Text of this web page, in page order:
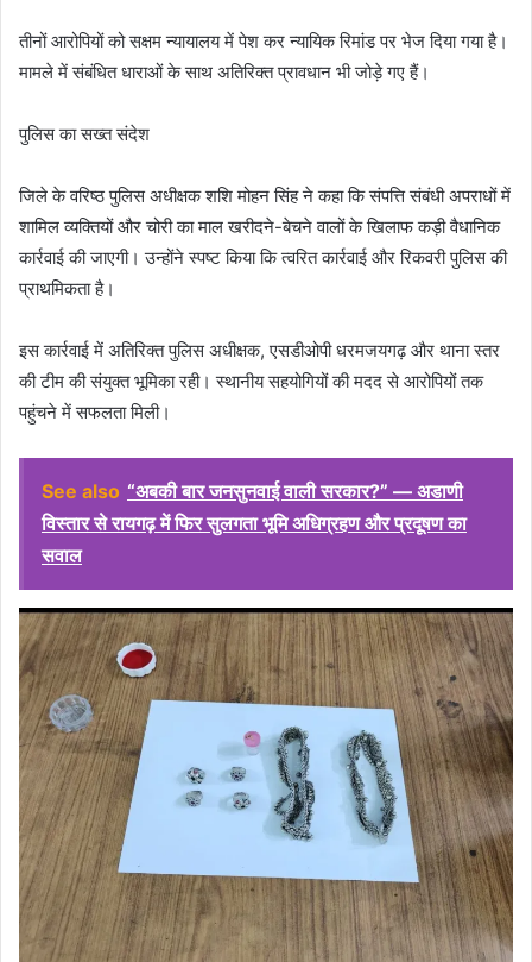
तीनों आरोपियों को सक्षम न्यायालय में पेश कर न्यायिक रिमांड पर भेज दिया गया है।
मामले में संबंधित धाराओं के साथ अतिरिक्त प्रावधान भी जोड़े गए हैं।
पुलिस का सख्त संदेश
जिले के वरिष्ठ पुलिस अधीक्षक शशि मोहन सिंह ने कहा कि संपत्ति संबंधी अपराधों में
शामिल व्यक्तियों और चोरी का माल खरीदने-बेचने वालों के खिलाफ कड़ी वैधानिक
कार्रवाई की जाएगी। उन्होंने स्पष्ट किया कि त्वरित कार्रवाई और रिकवरी पुलिस की
प्राथमिकता है।
इस कार्रवाई में अतिरिक्त पुलिस अधीक्षक, एसडीओपी धरमजयगढ़ और थाना स्तर
की टीम की संयुक्त भूमिका रही। स्थानीय सहयोगियों की मदद से आरोपियों तक
पहुंचने में सफलता मिली।
See also “अबकी बार जनसुनवाई वाली सरकार?” — अडाणी
विस्तार से रायगढ़ में फिर सुलगता भूमि अधिग्रहण और प्रदूषण का
सवाल